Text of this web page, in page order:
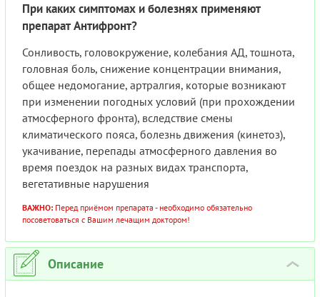
При каких симптомах и болезнях применяют
препарат Антифронт?
Сонливость, головокружение, колебания АД, тошнота,
головная боль, снижение концентрации внимания,
общее недомогание, артралгия, которые возникают
при изменении погодных условий (при прохождении
атмосферного фронта), вследствие смены
климатического пояса, болезнь движения (кинетоз),
укачивание, перепады атмосферного давления во
время поездок на разных видах транспорта,
вегетативные нарушения
ВАЖНО: Перед приёмом препарата - необходимо обязательно
посоветоваться с Вашим лечащим доктором!
Описание ›